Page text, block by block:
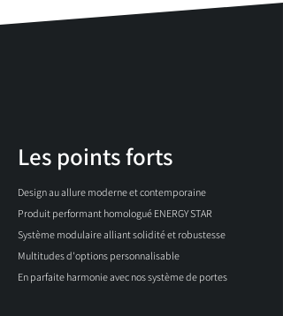
Les points forts
Design au allure moderne et contemporaine
Produit performant homologué ENERGY STAR
Système modulaire alliant solidité et robustesse
Multitudes d'options personnalisable
En parfaite harmonie avec nos système de portes